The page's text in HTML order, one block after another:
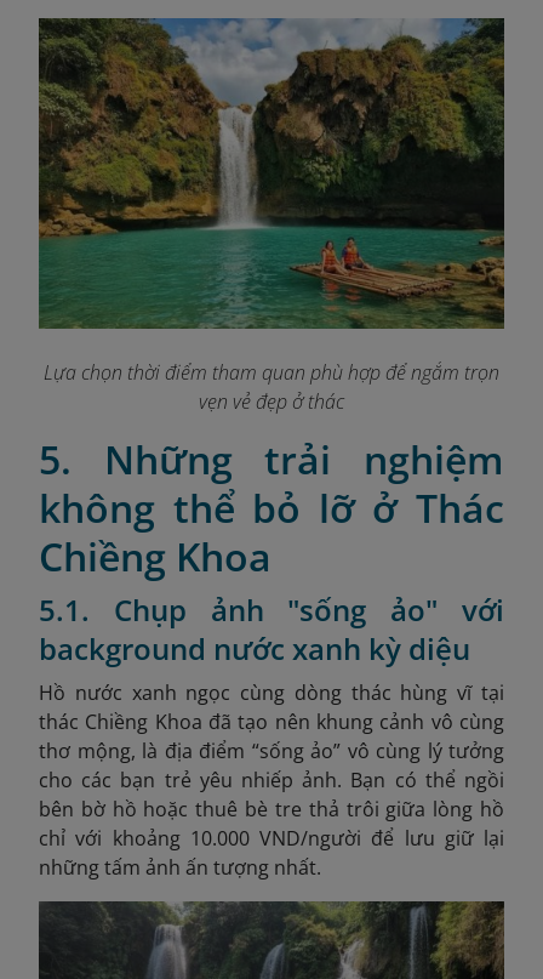
Lựa chọn thời điểm tham quan phù hợp để ngắm trọn
vẹn vẻ đẹp ở thác
5. Những trải nghiệm
không thể bỏ lỡ ở Thác
Chiềng Khoa
5.1. Chụp ảnh "sống ảo" với
background nước xanh kỳ diệu
Hồ nước xanh ngọc cùng dòng thác hùng vĩ tại
thác Chiềng Khoa đã tạo nên khung cảnh vô cùng
thơ mộng, là địa điểm “sống ảo” vô cùng lý tưởng
cho các bạn trẻ yêu nhiếp ảnh. Bạn có thể ngồi
bên bờ hồ hoặc thuê bè tre thả trôi giữa lòng hồ
chỉ với khoảng 10.000 VND/người để lưu giữ lại
những tấm ảnh ấn tượng nhất.